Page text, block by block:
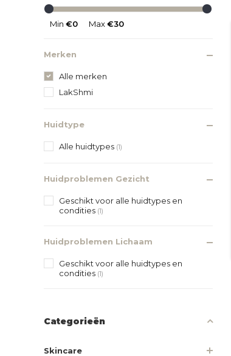
Min €0 Max€30
Merken
Alle merken
LakShmi
Huidtype
Alle huidtypes (1)
Huidproblemen Gezicht
Geschikt voor alle huidtypes en
condities (1)
Huidproblemen Lichaam
Geschikt voor alle huidtypes en
condities (1)
Categorieën
Skincare